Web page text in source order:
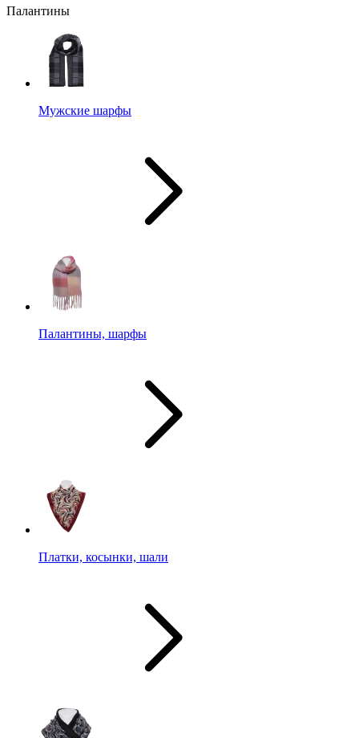
Палантины
Мужские шарфы
Палантины, шарфы
Платки, косынки, шали